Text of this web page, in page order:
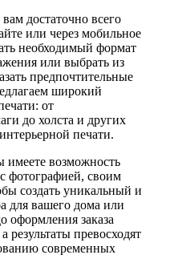
достаточно всего
или через мобильное
необходимый формат
или выбрать из
предпочтительные
широкий
от
до холста и других
печати.
имеете возможность
фотографией, своим
создать уникальный и
для вашего дома или
оформления заказа
превосходят
современных